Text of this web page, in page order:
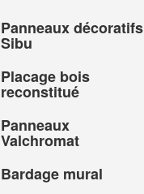
Panneaux décoratifs
Sibu
Placage bois
reconstitué
Panneaux
Valchromat
Bardage mural